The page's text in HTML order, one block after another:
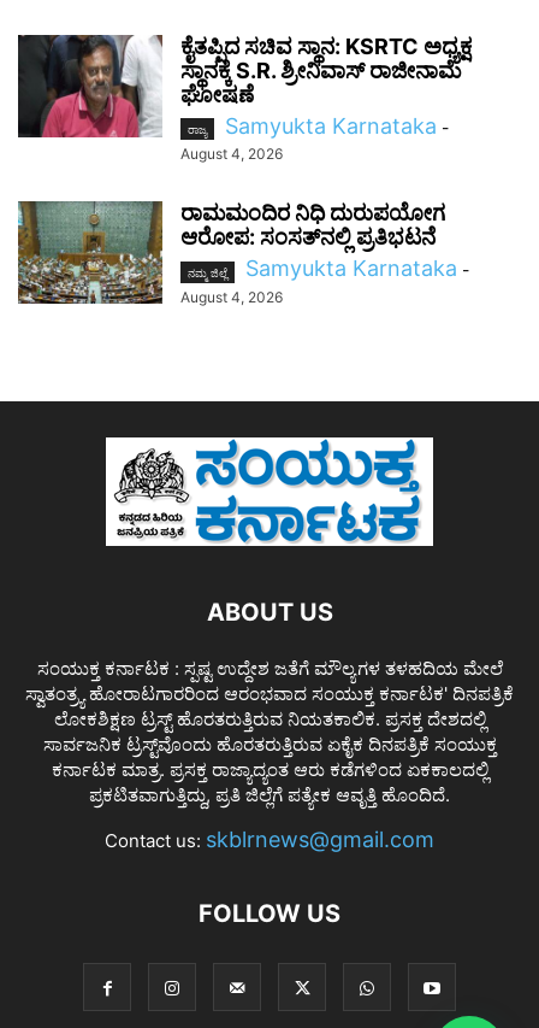
ಕೈತಪ್ಪಿದ ಸಚಿವ ಸ್ಥಾನ: KSRTC ಅಧ್ಯಕ್ಷ
ಸ್ಥಾನಕ್ಕೆ S.R. ಶ್ರೀನಿವಾಸ್ ರಾಜೀನಾಮೆ
ಘೋಷಣೆ
ರಾಜ್ಯ Samyukta Karnataka -
August 4, 2026
ರಾಮಮಂದಿರ ನಿಧಿ ದುರುಪಯೋಗ
ಆರೋಪ: ಸಂಸತ್‌ನಲ್ಲಿ ಪ್ರತಿಭಟನೆ
ನಮ್ಮ ಜಿಲ್ಲೆ Samyukta Karnataka -
August 4, 2026
ABOUT US
ಸಂಯುಕ್ತ ಕರ್ನಾಟಕ : ಸ್ಪಷ್ಟ ಉದ್ದೇಶ ಜತೆಗೆ ಮೌಲ್ಯಗಳ ತಳಹದಿಯ ಮೇಲೆ
ಸ್ವಾತಂತ್ರ್ಯ ಹೋರಾಟಗಾರರಿಂದ ಆರಂಭವಾದ ಸಂಯುಕ್ತ ಕರ್ನಾಟಕ' ದಿನಪತ್ರಿಕೆ
ಲೋಕಶಿಕ್ಷಣ ಟ್ರಸ್ಟ್ ಹೊರತರುತ್ತಿರುವ ನಿಯತಕಾಲಿಕ. ಪ್ರಸಕ್ತ ದೇಶದಲ್ಲಿ
ಸಾರ್ವಜನಿಕ ಟ್ರಸ್ಟ್‌ವೊಂದು ಹೊರತರುತ್ತಿರುವ ಏಕೈಕ ದಿನಪತ್ರಿಕೆ ಸಂಯುಕ್ತ
ಕರ್ನಾಟಕ ಮಾತ್ರ. ಪ್ರಸಕ್ತ ರಾಜ್ಯಾದ್ಯಂತ ಆರು ಕಡೆಗಳಿಂದ ಏಕಕಾಲದಲ್ಲಿ
ಪ್ರಕಟಿತವಾಗುತ್ತಿದ್ದು, ಪ್ರತಿ ಜಿಲ್ಲೆಗೆ ಪತ್ಯೇಕ ಆವೃತ್ತಿ ಹೊಂದಿದೆ.
Contact us: skblrnews@gmail.com
FOLLOW US